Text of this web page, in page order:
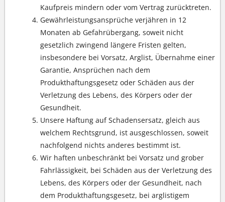
Kaufpreis mindern oder vom Vertrag zurücktreten.
Gewährleistungsansprüche verjähren in 12
Monaten ab Gefahrübergang, soweit nicht
gesetzlich zwingend längere Fristen gelten,
insbesondere bei Vorsatz, Arglist, Übernahme einer
Garantie, Ansprüchen nach dem
Produkthaftungsgesetz oder Schäden aus der
Verletzung des Lebens, des Körpers oder der
Gesundheit.
Unsere Haftung auf Schadensersatz, gleich aus
welchem Rechtsgrund, ist ausgeschlossen, soweit
nachfolgend nichts anderes bestimmt ist.
Wir haften unbeschränkt bei Vorsatz und grober
Fahrlässigkeit, bei Schäden aus der Verletzung des
Lebens, des Körpers oder der Gesundheit, nach
dem Produkthaftungsgesetz, bei arglistigem